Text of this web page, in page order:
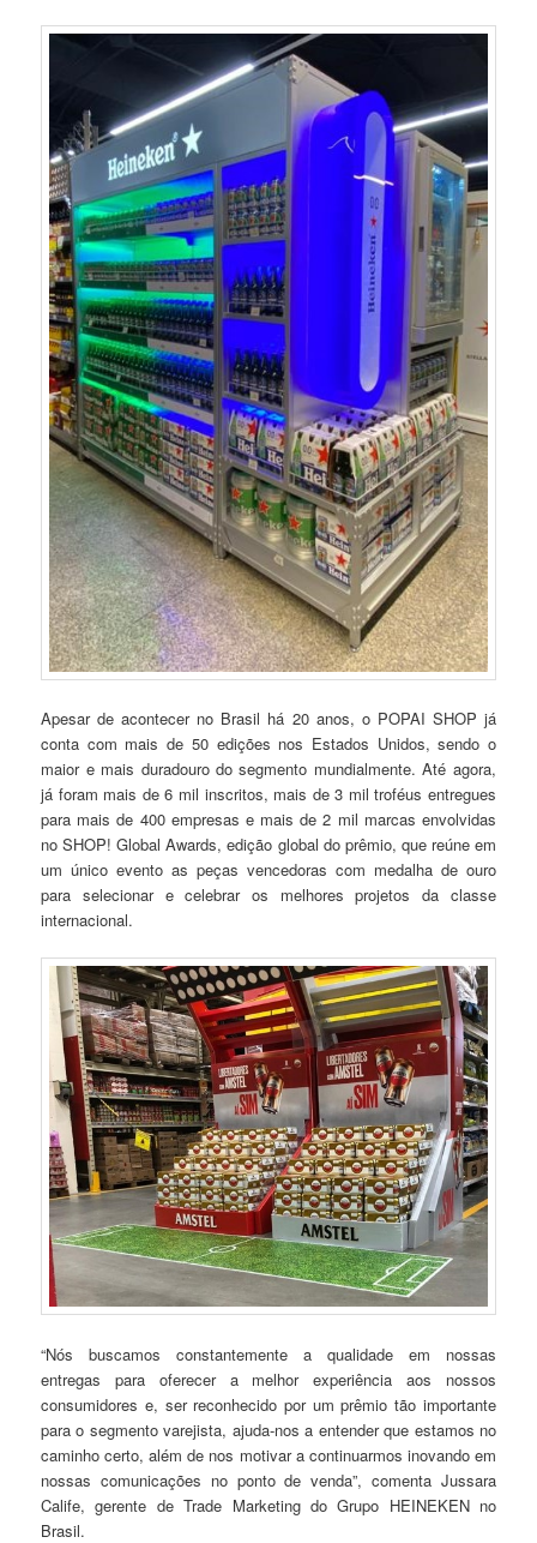
Apesar de acontecer no Brasil há 20 anos, o POPAI SHOP já
conta com mais de 50 edições nos Estados Unidos, sendo o
maior e mais duradouro do segmento mundialmente. Até agora,
já foram mais de 6 mil inscritos, mais de 3 mil troféus entregues
para mais de 400 empresas e mais de 2 mil marcas envolvidas
no SHOP! Global Awards, edição global do prêmio, que reúne em
um único evento as peças vencedoras com medalha de ouro
para selecionar e celebrar os melhores projetos da classe
internacional.
“Nós buscamos constantemente a qualidade em nossas
entregas para oferecer a melhor experiência aos nossos
consumidores e, ser reconhecido por um prêmio tão importante
para o segmento varejista, ajuda-nos a entender que estamos no
caminho certo, além de nos motivar a continuarmos inovando em
nossas comunicações no ponto de venda”, comenta Jussara
Calife, gerente de Trade Marketing do Grupo HEINEKEN no
Brasil.